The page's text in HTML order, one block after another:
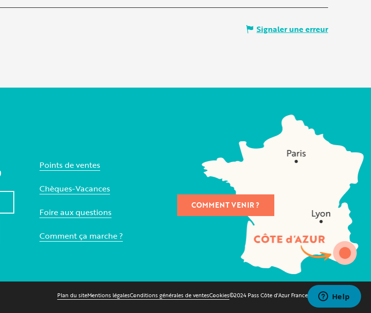
Signaler une erreur
Points de ventes
Chèques-Vacances
Foire aux questions
Comment ça marche ?
COMMENT VENIR ?
Plan du siteMentions légalesConditions générales de ventesCookies©2024 Pass Côte d'Azur France